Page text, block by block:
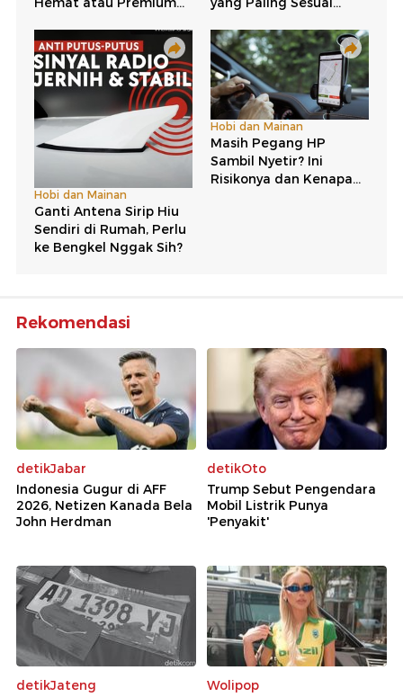
Rekomendasi
detikJabar
Indonesia Gugur di AFF
2026, Netizen Kanada Bela
John Herdman
detikOto
Trump Sebut Pengendara
Mobil Listrik Punya
'Penyakit'
detikJateng
Wolipop